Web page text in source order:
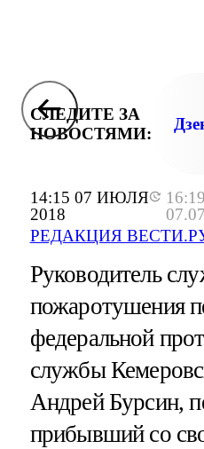
14:15 07 ИЮЛЯ
2018
16:19
РЕДАКЦИЯ
СЛЕДИТЕ ЗА
НОВОСТЯМИ:
Руководитель
пожаротушения
федеральной
службы
Андрей Бурсин,
прибывший со